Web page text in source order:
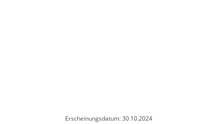
Erscheinungsdatum: 30.10.2024